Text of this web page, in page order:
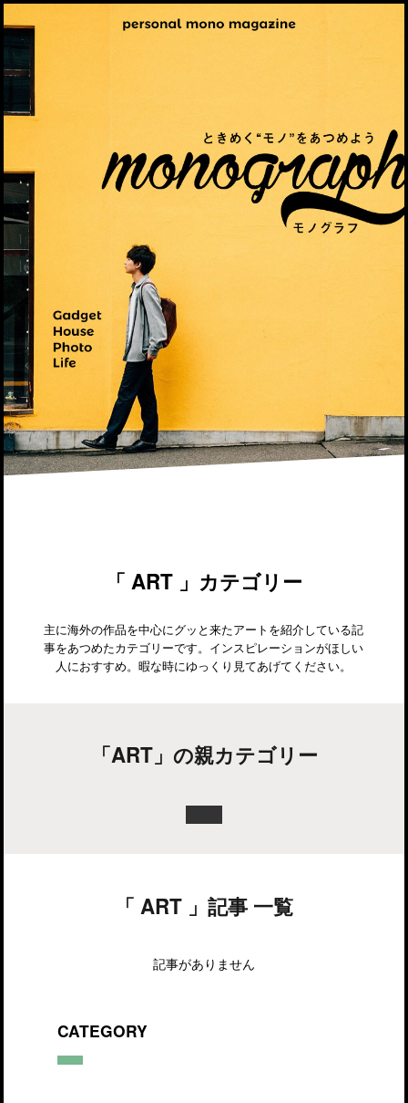
「 ART 」カテゴリー
主に海外の作品を中心にグッと来たアートを紹介している記
事をあつめたカテゴリーです。インスピレーションがほしい
人におすすめ。暇な時にゆっくり見てあげてください。
「ART」の親カテゴリー
「 ART 」記事 一覧
記事がありません
CATEGORY